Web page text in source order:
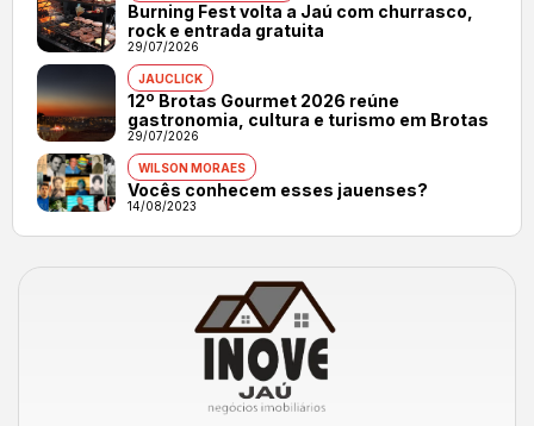
Burning Fest volta a Jaú com churrasco,
rock e entrada gratuita
29/07/2026
JAUCLICK
12º Brotas Gourmet 2026 reúne
gastronomia, cultura e turismo em Brotas
29/07/2026
WILSON MORAES
Vocês conhecem esses jauenses?
14/08/2023